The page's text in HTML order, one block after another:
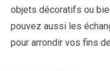
objets décoratifs ou
pouvez aussi les
pour arrondir vos fins